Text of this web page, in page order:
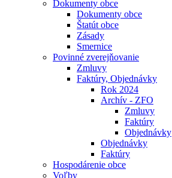
Dokumenty obce
Dokumenty obce
Štatút obce
Zásady
Smernice
Povinné zverejňovanie
Zmluvy
Faktúry, Objednávky
Rok 2024
Archív - ZFO
Zmluvy
Faktúry
Objednávky
Objednávky
Faktúry
Hospodárenie obce
Voľby